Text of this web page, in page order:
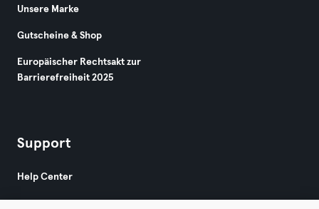
Unsere Marke
Gutscheine & Shop
Europäischer Rechtsakt zur
Barrierefreiheit 2025
Support
Help Center